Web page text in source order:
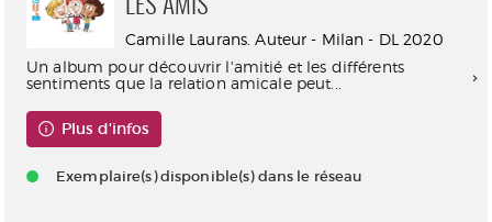
LES AMIS
Camille Laurans. Auteur - Milan - DL 2020
Un album pour découvrir l'amitié et les différents
sentiments que la relation amicale peut...
Plus d'infos
Exemplaire(s) disponible(s) dans le réseau